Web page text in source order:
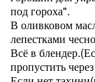
под гороха".
В оливковом
лепестками
Всё в
пропустить